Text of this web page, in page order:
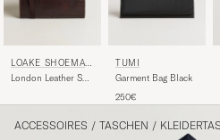
LOAKE SHOEMAK
ERS
London Leather Suit
TUMI
Garment Bag Black
250€
ACCESSOIRES / TASCHEN /